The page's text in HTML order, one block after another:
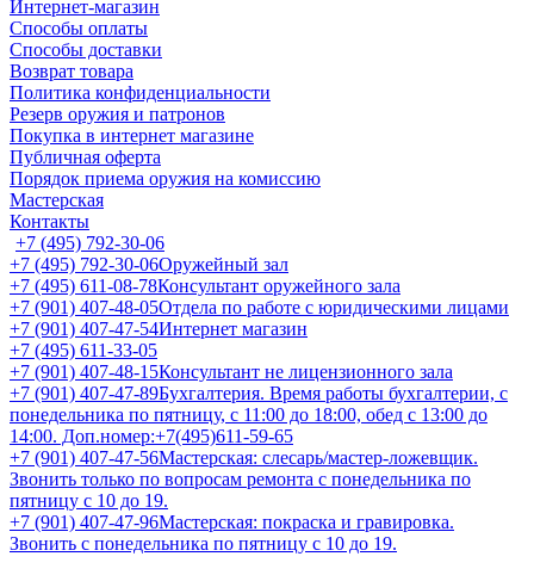
Интернет-магазин
Способы оплаты
Способы доставки
Возврат товара
Политика конфиденциальности
Резерв оружия и патронов
Покупка в интернет магазине
Публичная оферта
Порядок приема оружия на комиссию
Мастерская
Контакты
+7 (495) 792-30-06
+7 (495) 792-30-06Оружейный зал
+7 (495) 611-08-78Консультант оружейного зала
+7 (901) 407-48-05Отдела по работе с юридическими лицами
+7 (901) 407-47-54Интернет магазин
+7 (495) 611-33-05
+7 (901) 407-48-15Консультант не лицензионного зала
+7 (901) 407-47-89Бухгалтерия. Время работы бухгалтерии, с
понедельника по пятницу, с 11:00 до 18:00, обед с 13:00 до
14:00. Доп.номер:+7(495)611-59-65
+7 (901) 407-47-56Мастерская: слесарь/мастер-ложевщик.
Звонить только по вопросам ремонта с понедельника по
пятницу с 10 до 19.
+7 (901) 407-47-96Мастерская: покраска и гравировка.
Звонить с понедельника по пятницу с 10 до 19.